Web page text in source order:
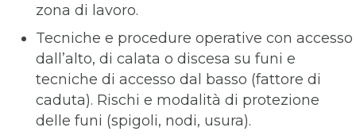
zona di lavoro.
Tecniche e procedure operative con accesso
dall’alto, di calata o discesa su funi e
tecniche di accesso dal basso (fattore di
caduta). Rischi e modalità di protezione
delle funi (spigoli, nodi, usura).